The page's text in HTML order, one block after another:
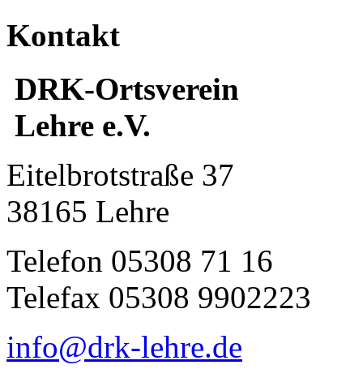
Kontakt
DRK-Ortsverein
Lehre e.V.
Eitelbrotstraße 37
38165 Lehre
Telefon 05308 71 16
Telefax 05308 9902223
info@drk-lehre.de